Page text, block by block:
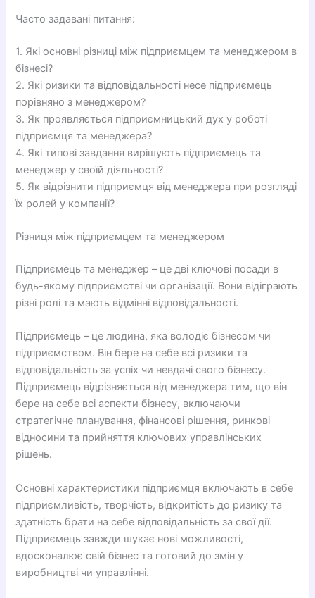
Часто задавані питання:
1. Які основні різниці між підприємцем та менеджером в
бізнесі?
2. Які ризики та відповідальності несе підприємець
порівняно з менеджером?
3. Як проявляється підприємницький дух у роботі
підприємця та менеджера?
4. Які типові завдання вирішують підприємець та
менеджер у своїй діяльності?
5. Як відрізнити підприємця від менеджера при розгляді
їх ролей у компанії?
Різниця між підприємцем та менеджером
Підприємець та менеджер – це дві ключові посади в
будь-якому підприємстві чи організації. Вони відіграють
різні ролі та мають відмінні відповідальності.
Підприємець – це людина, яка володіє бізнесом чи
підприємством. Він бере на себе всі ризики та
відповідальність за успіх чи невдачі свого бізнесу.
Підприємець відрізняється від менеджера тим, що він
бере на себе всі аспекти бізнесу, включаючи
стратегічне планування, фінансові рішення, ринкові
відносини та прийняття ключових управлінських
рішень.
Основні характеристики підприємця включають в себе
підприємливість, творчість, відкритість до ризику та
здатність брати на себе відповідальність за свої дії.
Підприємець завжди шукає нові можливості,
вдосконалює свій бізнес та готовий до змін у
виробництві чи управлінні.